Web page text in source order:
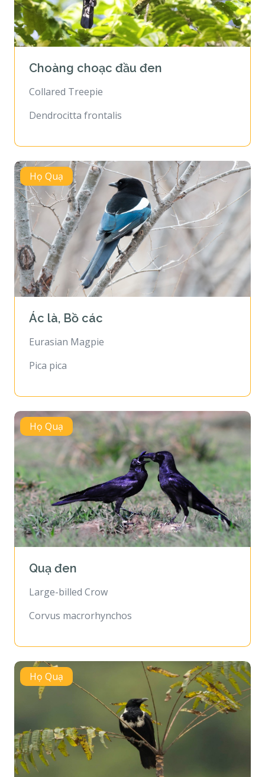
Choàng choạc đầu đen
Collared Treepie
Dendrocitta frontalis
Họ Quạ
Ác là, Bồ các
Eurasian Magpie
Pica pica
Họ Quạ
Quạ đen
Large-billed Crow
Corvus macrorhynchos
Họ Quạ